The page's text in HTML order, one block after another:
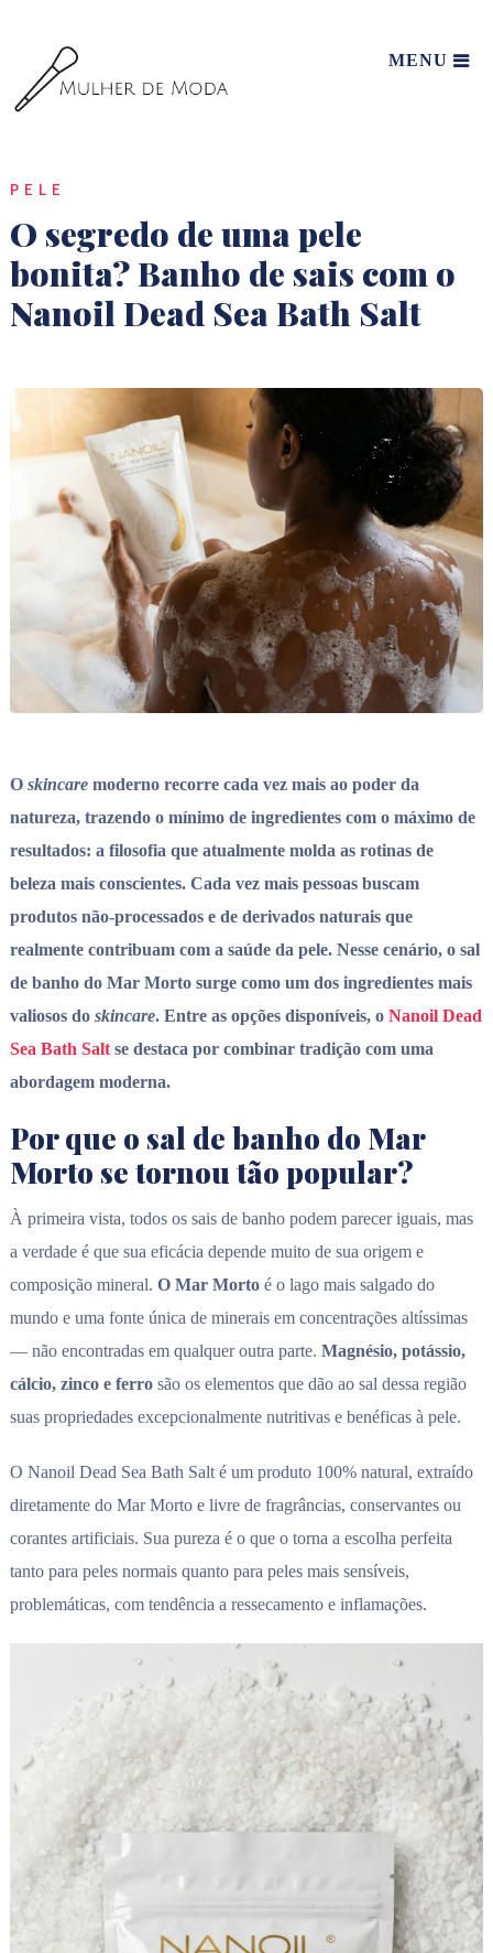
MENU
PELE
O segredo de uma pele
bonita? Banho de sais com o
Nanoil Dead Sea Bath Salt
O skincare moderno recorre cada vez mais ao poder da
natureza, trazendo o mínimo de ingredientes com o máximo de
resultados: a filosofia que atualmente molda as rotinas de
beleza mais conscientes. Cada vez mais pessoas buscam
produtos não-processados e de derivados naturais que
realmente contribuam com a saúde da pele. Nesse cenário, o sal
de banho do Mar Morto surge como um dos ingredientes mais
valiosos do skincare. Entre as opções disponíveis, o Nanoil Dead
Sea Bath Saltse destaca por combinar tradição com uma
abordagem moderna.
Por que o sal de banho do Mar
Morto se tornou tão popular?
À primeira vista, todos os sais de banho podem parecer iguais, mas
a verdade é que sua eficácia depende muito de sua origem e
composição mineral. O Mar Morto é o lago mais salgado do
mundo e uma fonte única de minerais em concentrações altíssimas
— não encontradas em qualquer outra parte. Magnésio, potássio,
cálcio, zinco e ferro são os elementos que dão ao sal dessa região
suas propriedades excepcionalmente nutritivas e benéficas à pele.
O Nanoil Dead Sea Bath Salt é um produto 100% natural, extraído
diretamente do Mar Morto e livre de fragrâncias, conservantes ou
corantes artificiais. Sua pureza é o que o torna a escolha perfeita
tanto para peles normais quanto para peles mais sensíveis,
problemáticas, com tendência a ressecamento e inflamações.